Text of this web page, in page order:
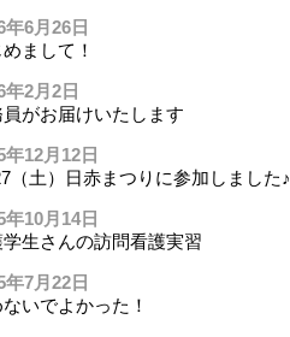
年6月26日
まして！
年2月2日
がお届けいたします
年12月12日
（土）日赤まつりに参加しました♪
年10月14日
生さんの訪問看護実習
年7月22日
いでよかった！